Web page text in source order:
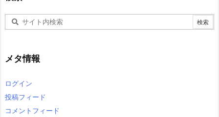
メタ情報
ログイン
投稿フィード
コメントフィード